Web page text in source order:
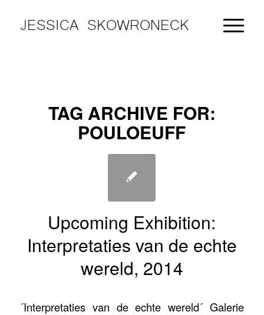
JESSICA SKOWRONECK
TAG ARCHIVE FOR:
POULOEUFF
Upcoming Exhibition:
Interpretaties van de echte
wereld, 2014
´Interpretaties van de echte wereld´ Galerie